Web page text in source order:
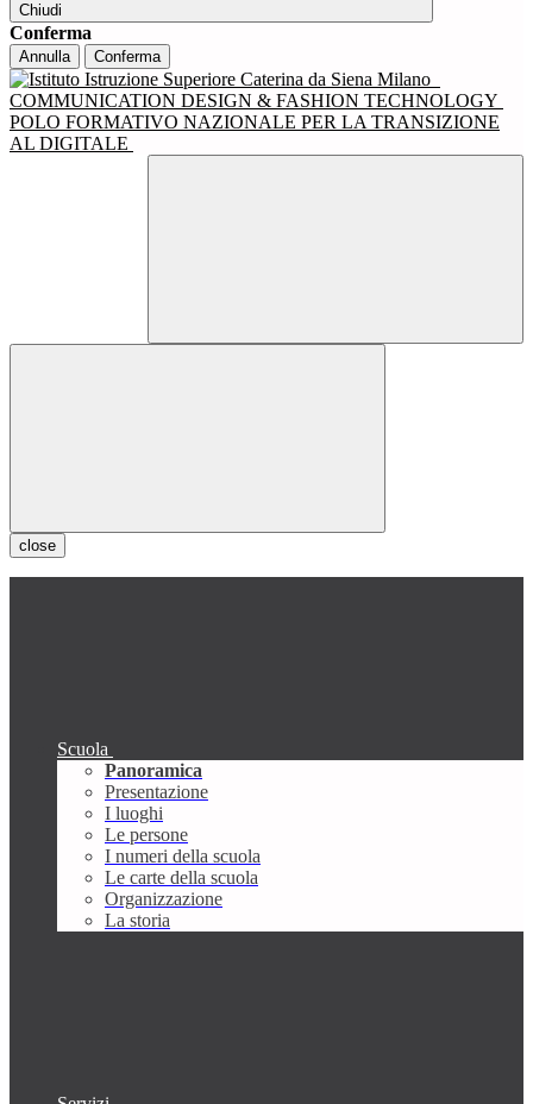
Chiudi
Conferma
Annulla Conferma
COMMUNICATION DESIGN & FASHION TECHNOLOGY
POLO FORMATIVO NAZIONALE PER LA TRANSIZIONE
AL DIGITALE
close
Scuola
Panoramica
Presentazione
I luoghi
Le persone
I numeri della scuola
Le carte della scuola
Organizzazione
La storia